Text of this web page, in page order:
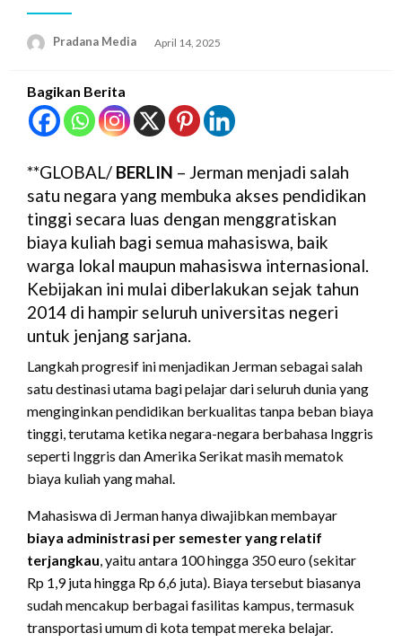
Pradana Media April 14, 2025
Bagikan Berita
**GLOBAL/ BERLIN – Jerman menjadi salah
satu negara yang membuka akses pendidikan
tinggi secara luas dengan menggratiskan
biaya kuliah bagi semua mahasiswa, baik
warga lokal maupun mahasiswa internasional.
Kebijakan ini mulai diberlakukan sejak tahun
2014 di hampir seluruh universitas negeri
untuk jenjang sarjana.
Langkah progresif ini menjadikan Jerman sebagai salah
satu destinasi utama bagi pelajar dari seluruh dunia yang
menginginkan pendidikan berkualitas tanpa beban biaya
tinggi, terutama ketika negara-negara berbahasa Inggris
seperti Inggris dan Amerika Serikat masih mematok
biaya kuliah yang mahal.
Mahasiswa di Jerman hanya diwajibkan membayar
biaya administrasi per semester yang relatif
terjangkau, yaitu antara 100 hingga 350 euro (sekitar
Rp 1,9 juta hingga Rp 6,6 juta). Biaya tersebut biasanya
sudah mencakup berbagai fasilitas kampus, termasuk
transportasi umum di kota tempat mereka belajar.